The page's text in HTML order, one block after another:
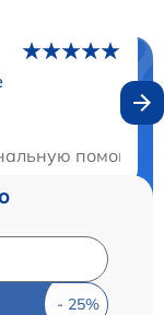
помощь в